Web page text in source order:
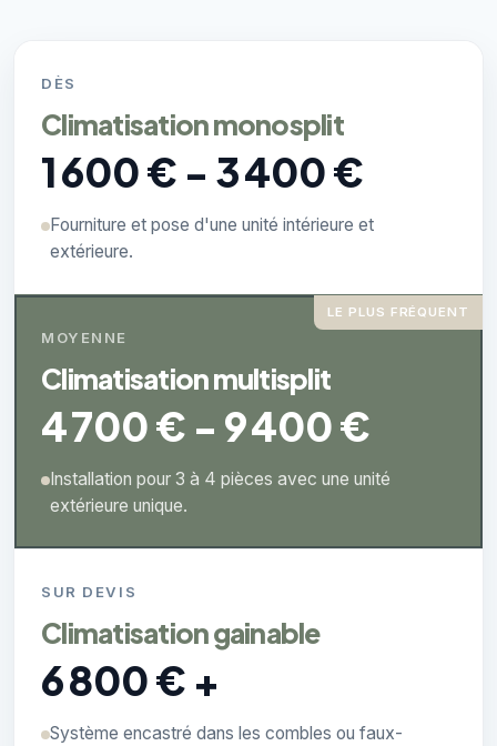
DÈS
Climatisation monosplit
1 600 € - 3 400 €
Fourniture et pose d'une unité intérieure et
extérieure.
LE PLUS FRÉQUENT
MOYENNE
Climatisation multisplit
4 700 € - 9 400 €
Installation pour 3 à 4 pièces avec une unité
extérieure unique.
SUR DEVIS
Climatisation gainable
6 800 € +
Système encastré dans les combles ou faux-